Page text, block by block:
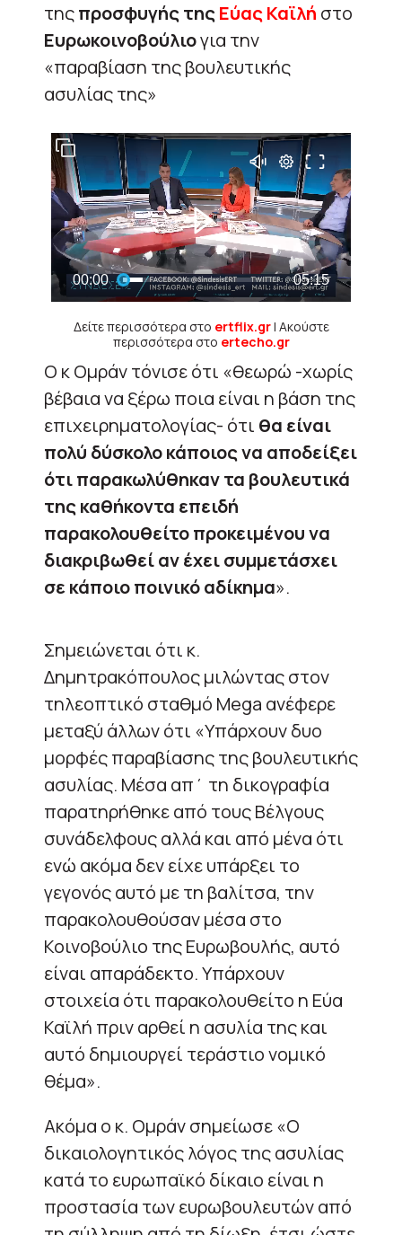
τηςπροσφυγής τηςΕύας Καϊλή στο
Eυρωκοινοβούλιογια την
«παραβίαση της βουλευτικής
ασυλίας της»
Δείτε περισσότερα στο ertflix.gr| Ακούστε
περισσότερα στο ertecho.gr
Ο κ Ομράν τόνισε ότι «θεωρώ -χωρίς
βέβαια να ξέρω ποια είναι η βάση της
επιχειρηματολογίας- ότι θα είναι
πολύ δύσκολο κάποιος να αποδείξει
ότι παρακωλύθηκαν τα βουλευτικά
της καθήκοντα επειδή
παρακολουθείτο προκειμένου να
διακριβωθεί αν έχει συμμετάσχει
σε κάποιο ποινικό αδίκημα».
Σημειώνεται ότι κ.
Δημητρακόπουλος μιλώντας στον
τηλεοπτικό σταθμό Mega ανέφερε
μεταξύ άλλων ότι «Υπάρχουν δυο
μορφές παραβίασης της βουλευτικής
ασυλίας. Μέσα απ΄ τη δικογραφία
παρατηρήθηκε από τους Βέλγους
συνάδελφους αλλά και από μένα ότι
ενώ ακόμα δεν είχε υπάρξει το
γεγονός αυτό με τη βαλίτσα, την
παρακολουθούσαν μέσα στο
Κοινοβούλιο της Ευρωβουλής, αυτό
είναι απαράδεκτο. Υπάρχουν
στοιχεία ότι παρακολουθείτο η Εύα
Καϊλή πριν αρθεί η ασυλία της και
αυτό δημιουργεί τεράστιο νομικό
θέμα».
Ακόμα ο κ. Ομράν σημείωσε «Ο
δικαιολογητικός λόγος της ασυλίας
κατά το ευρωπαϊκό δίκαιο είναι η
προστασία των ευρωβουλευτών από